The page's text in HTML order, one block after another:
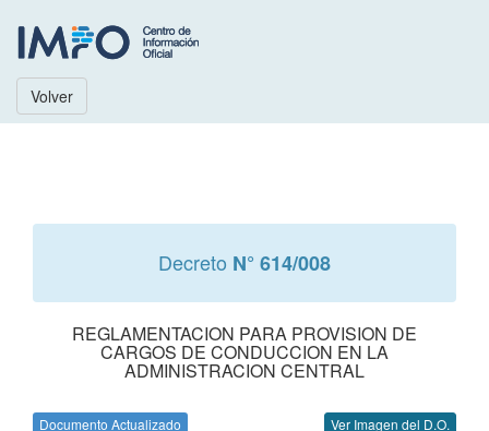
Volver
Decreto N° 614/008
REGLAMENTACION PARA PROVISION DE
CARGOS DE CONDUCCION EN LA
ADMINISTRACION CENTRAL
Documento Actualizado Ver Imagen del D.O.